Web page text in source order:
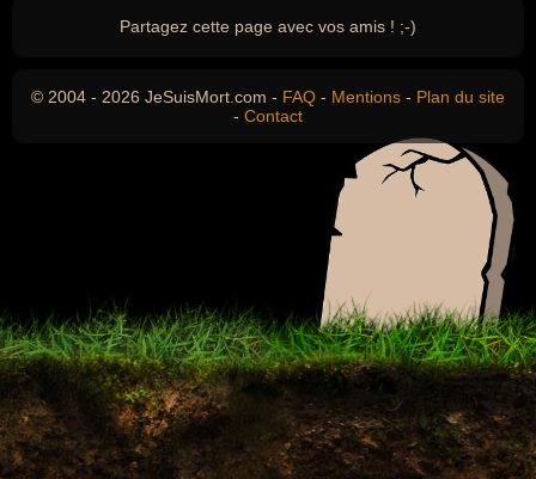
Partagez cette page avec vos amis ! ;-)
© 2004 - 2026 JeSuisMort.com - FAQ - Mentions - Plan du site
- Contact